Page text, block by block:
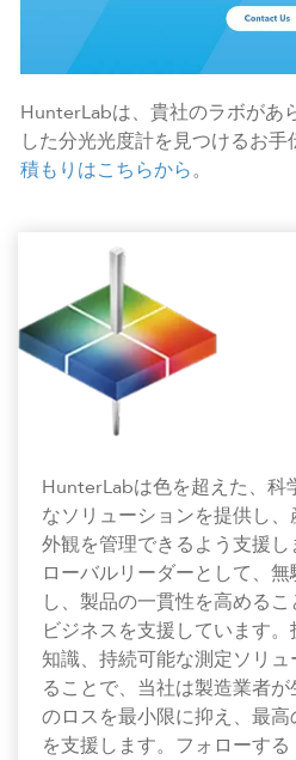
HunterLabは、貴社のラボがあ
した分光光度計を見つけるお手
積もりはこちらから。
HunterLabは色を超えた、科
なソリューションを提供し
外観を管理できるよう支援
ローバルリーダーとして、
し、製品の一貫性を高める
ビジネスを支援しています
知識、持続可能な測定ソリ
ることで、当社は製造業者
のロスを最小限に抑え、最
を支援します。フォローする